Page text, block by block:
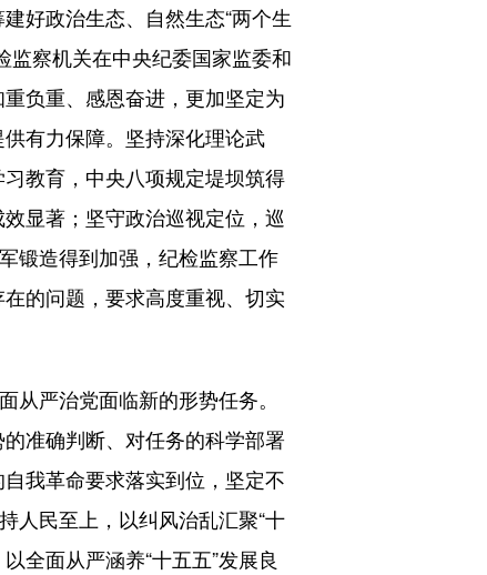
好政治生态、自然生态“两个生
监察机关在中央纪委国家监委和
负重、感恩奋进，更加坚定为
有力保障。坚持深化理论武
教育，中央八项规定堤坝筑得
显著；坚守政治巡视定位，巡
锻造得到加强，纪检监察工作
的问题，要求高度重视、切实
严治党面临新的形势任务。
准确判断、对任务的科学部署
我革命要求落实到位，坚定不
人民至上，以纠风治乱汇聚“十
全面从严涵养“十五五”发展良